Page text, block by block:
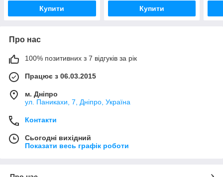
Купити Купити
Про нас
100% позитивних з 7 відгуків за рік
Працює з 06.03.2015
м. Дніпро
ул. Паникахи, 7, Дніпро, Україна
Контакти
Сьогодні вихідний
Показати весь графік роботи